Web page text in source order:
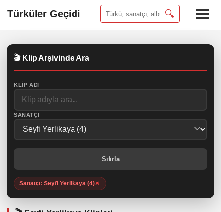
Türküler Geçidi 🔍
🎬 Klip Arşivinde Ara
KLIP ADI
SANATÇI
Sıfırla
Sanatçı: Seyfi Yerlikaya (4)✕